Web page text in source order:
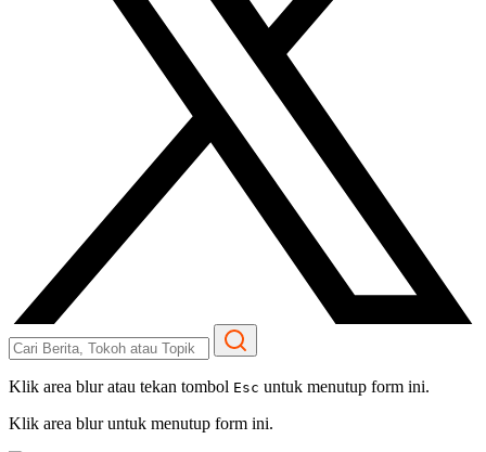
Klik area blur atau tekan tombol Esc untuk menutup form ini.
Klik area blur untuk menutup form ini.